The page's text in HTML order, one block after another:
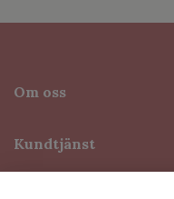
Om oss
Kundtjänst